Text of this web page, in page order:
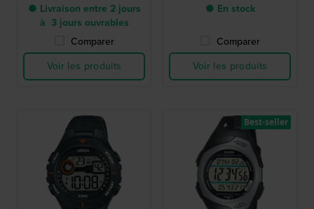
● Livraison entre 2 jours
à 3 jours ouvrables
Comparer
Voir les produits
● En stock
Comparer
Voir les produits
Best-seller